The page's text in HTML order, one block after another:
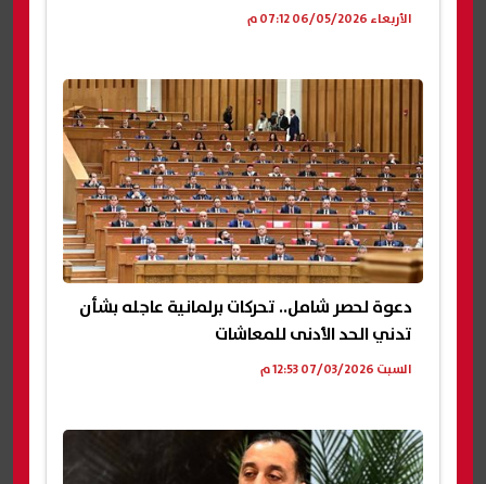
الأربعاء 06/05/2026 07:12 م
دعوة لحصر شامل.. تحركات برلمانية عاجله بشأن
تدني الحد الأدنى للمعاشات
السبت 07/03/2026 12:53 م